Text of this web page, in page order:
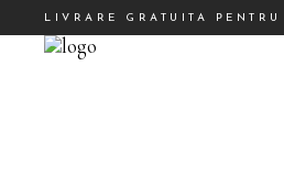
LIVRARE GRATUITA